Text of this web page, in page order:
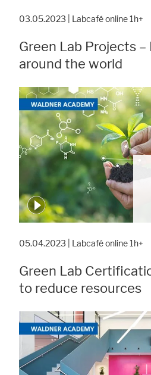
03.05.2023 | Labcafé online 1h+
Green Lab Projects
around the world
05.04.2023 | Labcafé online 1h+
Green Lab
to reduce resources